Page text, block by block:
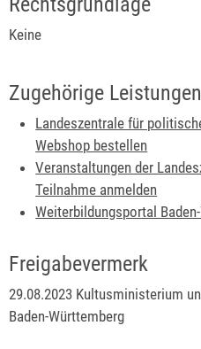
Keine
Zugehörige Leistungen
Landeszentrale für
Webshop bestellen
Veranstaltungen der
Teilnahme anmelden
Weiterbildungsportal
Freigabevermerk
29.08.2023 Kultusministerium
Baden-Württemberg